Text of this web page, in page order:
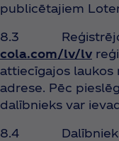
publicētajiem
8.3
cola.com/lv/lv
attiecīgajos laukos
adrese. Pēc
dalībnieks var
8.4 Dalībnieks ir